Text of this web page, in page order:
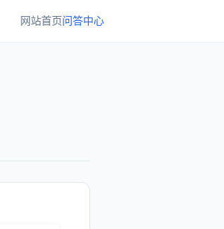
网站首页问答中心